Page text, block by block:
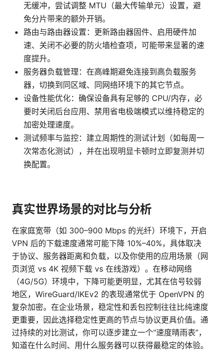
无缓冲，尝试调整 MTU（最大传输单元）设置，避
免分片带来的额外开销。
路由与路由器设置：更新路由器固件、启用硬件加
速、关闭不必要的防火墙检查项，可能带来显著的速
度提升。
服务器负载管理：在高峰期避免连接到高负载服务
器，切换到同区域、同网络环境下的其它节点。
设备性能优化：确保设备具有足够的 CPU/内存，必
要时关闭后台应用、禁用省电极端模式以维持稳定的
加密处理速度。
测试频率与监控：建立周期性的测试计划（如每周一
次常态化测试），并在出现明显卡顿时立即复测并切
换配置。
真实世界场景的对比与分析
在家庭宽带（如 300–900 Mbps 的光纤）环境下，开启
VPN 后的下载速度通常可能下降 10%–40%，具体取决
于协议、服务器距离和负载，以及你使用的应用场景（网
页浏览 vs 4K 视频下载 vs 在线游戏）。在移动网络
（4G/5G）环境中，下降可能更明显，尤其在信号较弱
地区，WireGuard/IKEv2 的表现通常优于 OpenVPN 的
复杂加密。在企业场景，稳定性和丢包控制往往比纯速度
更重要，因此选择稳定性更高的节点与协议更具价值。通
过持续的对比测试，你可以逐步建立一个“速度晴雨表”，
知道在什么时间、用什么服务器可以获得最稳定的体验。